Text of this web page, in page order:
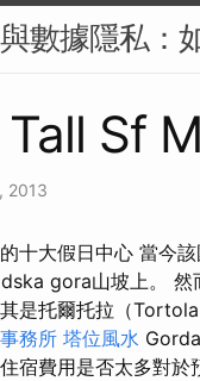
數據隱私：
Sf
2013
十大假日中心 當今
gora山坡上。 然
是托爾托拉（
務所 塔位風水
宿費用是否太多對於